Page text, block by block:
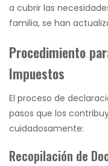
a cubrir las
familia, se han
Procedimiento
Impuestos
El proceso de
pasos que los
cuidadosamente:
Recopilación de